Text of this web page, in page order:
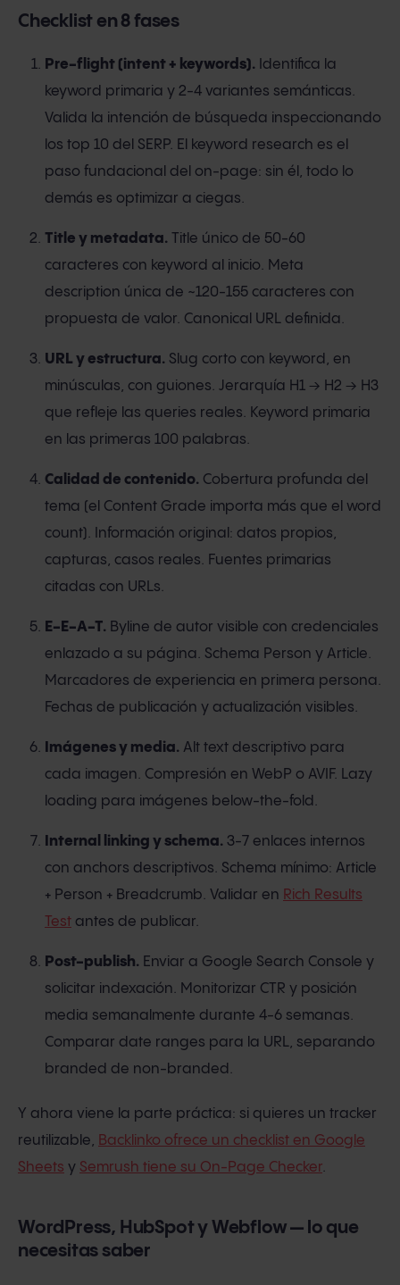
Checklist en 8 fases
Pre-flight (intent + keywords). Identifica la
keyword primaria y 2-4 variantes semánticas.
Valida la intención de búsqueda inspeccionando
los top 10 del SERP. El keyword research es el
paso fundacional del on-page: sin él, todo lo
demás es optimizar a ciegas.
Title y metadata. Title único de 50-60
caracteres con keyword al inicio. Meta
description única de ~120-155 caracteres con
propuesta de valor. Canonical URL definida.
URL y estructura. Slug corto con keyword, en
minúsculas, con guiones. Jerarquía H1 → H2 → H3
que refleje las queries reales. Keyword primaria
en las primeras 100 palabras.
Calidad de contenido. Cobertura profunda del
tema (el Content Grade importa más que el word
count). Información original: datos propios,
capturas, casos reales. Fuentes primarias
citadas con URLs.
E-E-A-T. Byline de autor visible con credenciales
enlazado a su página. Schema Person y Article.
Marcadores de experiencia en primera persona.
Fechas de publicación y actualización visibles.
Imágenes y media. Alt text descriptivo para
cada imagen. Compresión en WebP o AVIF. Lazy
loading para imágenes below-the-fold.
Internal linking y schema. 3-7 enlaces internos
con anchors descriptivos. Schema mínimo: Article
+ Person + Breadcrumb. Validar en Rich Results
Test antes de publicar.
Post-publish. Enviar a Google Search Console y
solicitar indexación. Monitorizar CTR y posición
media semanalmente durante 4-6 semanas.
Comparar date ranges para la URL, separando
branded de non-branded.
Y ahora viene la parte práctica: si quieres un tracker
reutilizable, Backlinko ofrece un checklist en Google
Sheets y Semrush tiene su On-Page Checker.
WordPress, HubSpot y Webflow — lo que
necesitas saber